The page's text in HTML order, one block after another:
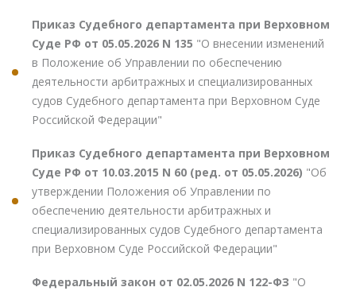
Приказ Судебного департамента при Верховном
Суде РФ от 05.05.2026 N 135 "О внесении изменений
в Положение об Управлении по обеспечению
деятельности арбитражных и специализированных
судов Судебного департамента при Верховном Суде
Российской Федерации"
Приказ Судебного департамента при Верховном
Суде РФ от 10.03.2015 N 60 (ред. от 05.05.2026) "Об
утверждении Положения об Управлении по
обеспечению деятельности арбитражных и
специализированных судов Судебного департамента
при Верховном Суде Российской Федерации"
Федеральный закон от 02.05.2026 N 122-ФЗ "О